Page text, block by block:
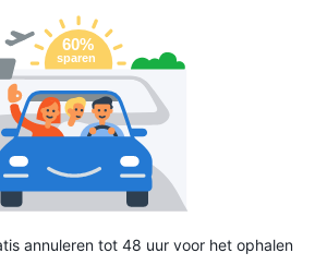
annuleren tot 48 uur voor het ophalen